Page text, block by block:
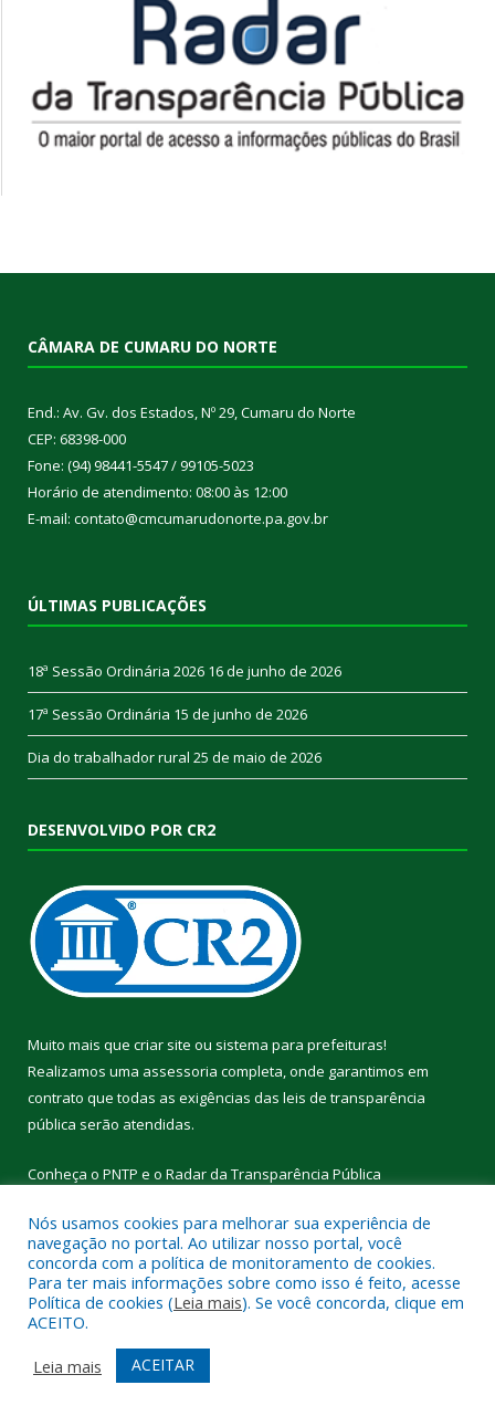
CÂMARA DE CUMARU DO NORTE
End.: Av. Gv. dos Estados, Nº 29, Cumaru do Norte
CEP: 68398-000
Fone: (94) 98441-5547 / 99105-5023
Horário de atendimento: 08:00 às 12:00
E-mail: contato@cmcumarudonorte.pa.gov.br
ÚLTIMAS PUBLICAÇÕES
18ª Sessão Ordinária 2026 16 de junho de 2026
17ª Sessão Ordinária 15 de junho de 2026
Dia do trabalhador rural 25 de maio de 2026
DESENVOLVIDO POR CR2
Muito mais que criar site ou sistema para prefeituras!
Realizamos uma assessoria completa, onde garantimos em
contrato que todas as exigências das leis de transparência
pública serão atendidas.
Conheça o PNTP e o Radar da Transparência Pública
Todos os direitos reservados a Câmara Municipal de Cumaru do
Norte.
Mapa do Site
Acessar Área Administrativa
Acessar Webmail
Nós usamos cookies para melhorar sua experiência de
navegação no portal. Ao utilizar nosso portal, você
concorda com a política de monitoramento de cookies.
Para ter mais informações sobre como isso é feito, acesse
Política de cookies (Leia mais). Se você concorda, clique em
ACEITO.
Leia mais
ACEITAR